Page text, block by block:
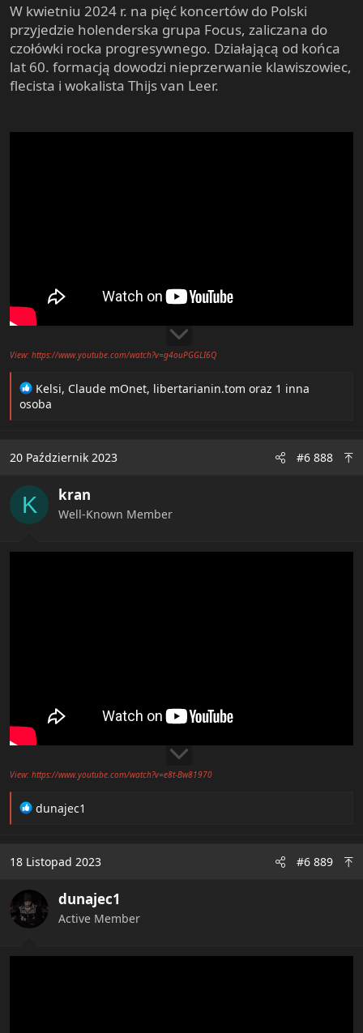
W kwietniu 2024 r. na pięć koncertów do Polski
przyjedzie holenderska grupa Focus, zaliczana do
czołówki rocka progresywnego. Działającą od końca
lat 60. formacją dowodzi nieprzerwanie klawiszowiec,
flecista i wokalista Thijs van Leer.
View: https://www.youtube.com/watch?v=g4ouPGGLI6Q
R
e
i
n
s
:
Kelsi, Claude mOnet, libertarianin.tom oraz 1 inna
osoba
20 Październik 2023 #6 888
K kran
Well-Known Member
View: https://www.youtube.com/watch?v=e8t-Bw81970
R
t
n
s
dunajec1
18 Listopad 2023 #6 889
dunajec1
Active Member